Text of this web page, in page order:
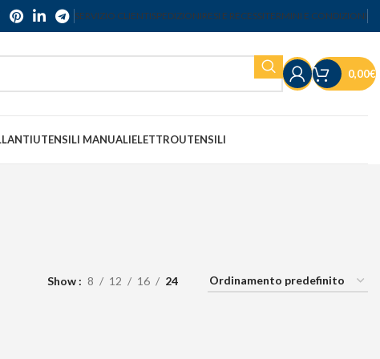
SERVIZIO CLIENTISPEDIZIONIRESI E RECESSITERMINI E CONDIZIONI
0,00€
UTENSILI MANUALIELETTROUTENSILI
Show 8 12 16 24